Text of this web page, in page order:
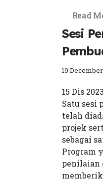
Read
Sesi
19
15 Dis
Satu sesi
telah
projek
sebagai
Program
penilaian